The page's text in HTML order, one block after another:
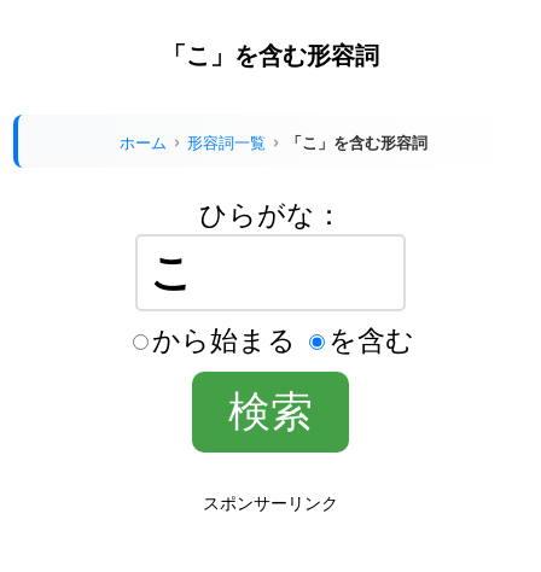
「こ」を含む形容詞
ホーム 形容詞一覧 「こ」を含む形容詞
ひらがな：
から始まる を含む
スポンサーリンク